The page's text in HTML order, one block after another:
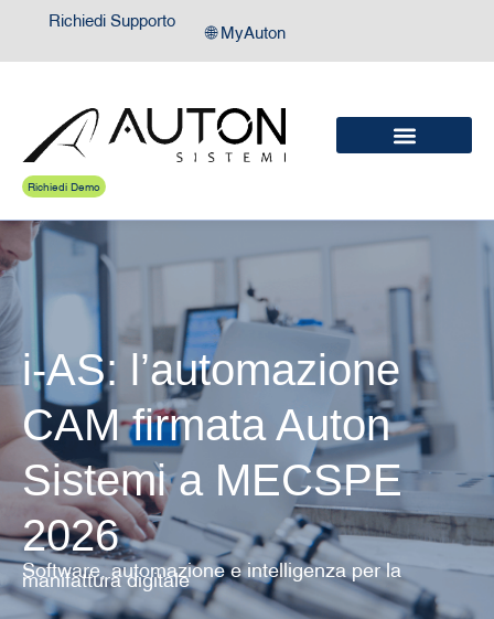
Richiedi Supporto
🌐 MyAuton
Richiedi Demo
i-AS: l’automazione
CAM firmata Auton
Sistemi a MECSPE
2026
Software, automazione e intelligenza per la
manifattura digitale